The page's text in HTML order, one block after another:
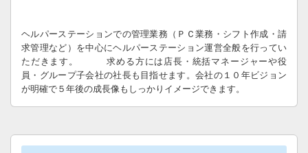
ヘルパーステーションでの管理業務（ＰＣ業務・シフト作成・請
求管理など）を中心にヘルパーステーション運営全般を行ってい
ただきます。 求める方には店長・統括マネージャーや役
員・グループ子会社の社長も目指せます。会社の１０年ビジョン
が明確で５年後の成長像もしっかりイメージできます。